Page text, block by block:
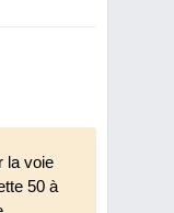
la voie
50 à